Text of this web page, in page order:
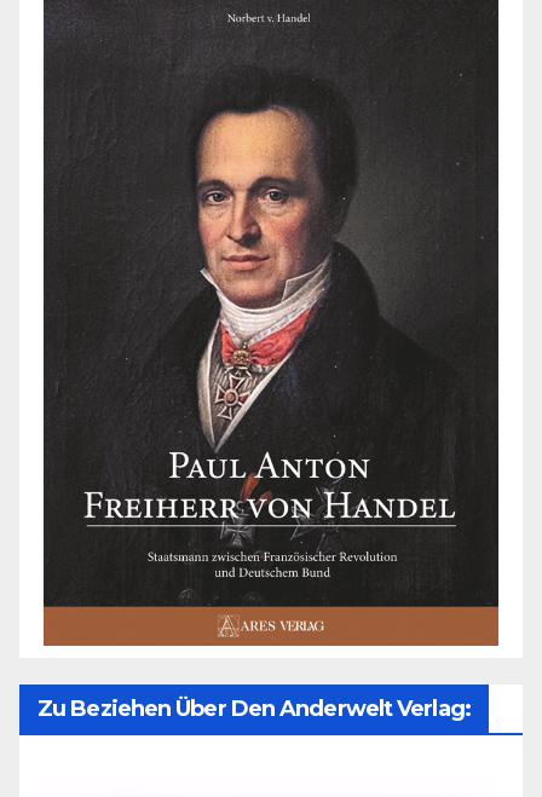
Zu Beziehen Über Den Anderwelt Verlag: